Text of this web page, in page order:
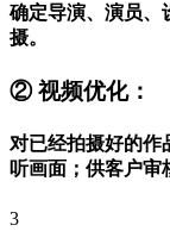
确定导演、演员、
摄。
② 视频优化：
对已经拍摄好的作
听画面；供客户审
3